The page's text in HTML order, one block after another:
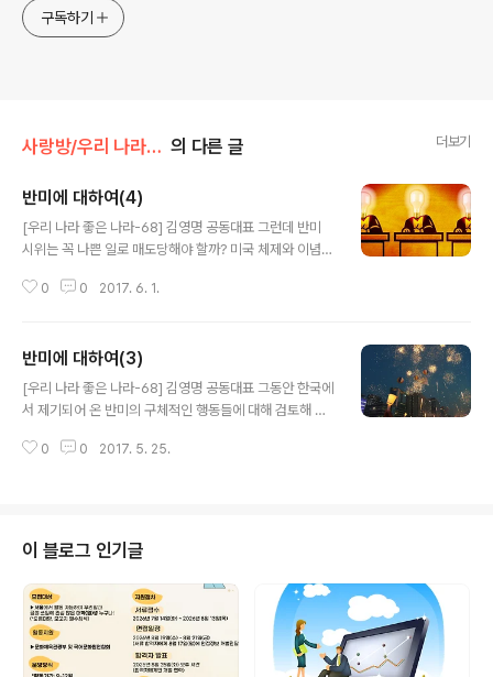
구독하기
사랑방/우리 나라 좋은 나라(김영명) 의 다른 글 더보기
반미에 대하여(4)
[우리 나라 좋은 나라-68] 김영명 공동대표 그런데 반미
시위는 꼭 나쁜 일로 매도당해야 할까? 미국 체제와 이념의
매도당해야 하는가 하는 말이다. 이는 이념에 관한 문제라
드시 나쁜 일이라고 할 수는 없다. 생각은 다 자유이니까.
그걸로 다른 사람에게 직접적인 피해를 주지는 않으니까.
그런데 여기서는 그보다 더 구체적인 쟁점을 한 번 생각해
미군 철수 주장을 안 했다고 하는데, 그러면 미군 철수 주장
0 0 2017. 6. 1.
반미에 대하여(3)
[우리 나라 좋은 나라-68] 김영명 공동대표 그동안 한국에
서 제기되어 온 반미의 구체적인 행동들에 대해 검토해 보
이 나타나고 있는가 하는 점이다. 먼저 대한민국의 역사를
의 에버레디 계획), 이승만은 미국 정부에 수없이 반항하였
다. 그러나 그렇다고 이승만이 반미주의자가 아니었던 것
도 확실하다. 대한민국의 생존이 미국에 달려 있었던 상황
에서 그럴 처지도 아니었다. 그 뒤를 이은 장면은 친미적인
인물이었고, 박정희는 이승만과 같이 복합적이었다. 쿠데
타로 장악한 정권을 유지하기 위해 미국 ..
0 0 2017. 5. 25.
이 블로그 인기글